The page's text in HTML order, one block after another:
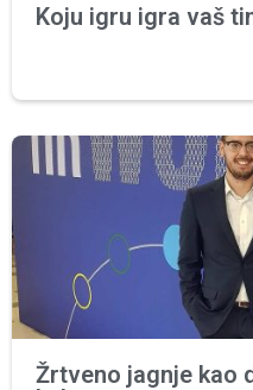
Koju igru igra vaš
Žrtveno jagnje kao